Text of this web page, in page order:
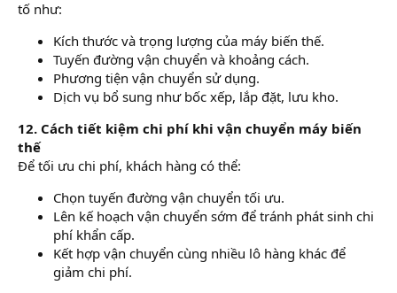
tố như:
Kích thước và trọng lượng của máy biến thế.
Tuyến đường vận chuyển và khoảng cách.
Phương tiện vận chuyển sử dụng.
Dịch vụ bổ sung như bốc xếp, lắp đặt, lưu kho.
12. Cách tiết kiệm chi phí khi vận chuyển máy biến
thế
Để tối ưu chi phí, khách hàng có thể:
Chọn tuyến đường vận chuyển tối ưu.
Lên kế hoạch vận chuyển sớm để tránh phát sinh chi
phí khẩn cấp.
Kết hợp vận chuyển cùng nhiều lô hàng khác để
giảm chi phí.